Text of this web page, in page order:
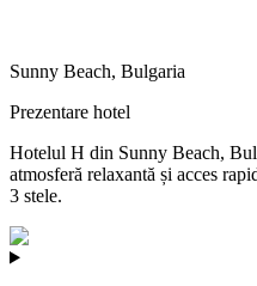
Sunny Beach, Bulgaria
Prezentare hotel
Hotelul H din Sunny Beach,
atmosferă relaxantă și acces
3 stele.